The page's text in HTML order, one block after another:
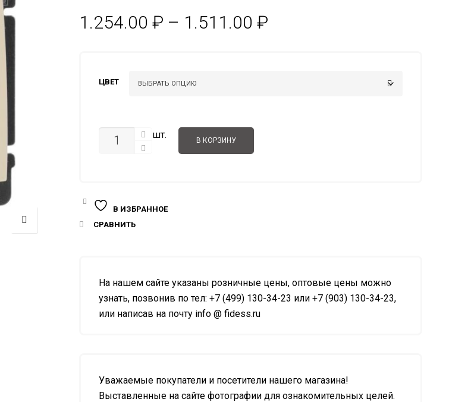
1.254.00 ₽ – 1.511.00 ₽
ЦВЕТ
КОЛИЧЕСТВО шт. В КОРЗИНУ
В ИЗБРАННОЕ
СРАВНИТЬ
На нашем сайте указаны розничные цены, оптовые цены можно
узнать, позвонив по тел: +7 (499) 130-34-23 или +7 (903) 130-34-23,
или написав на почту info @ fidess.ru
Уважаемые покупатели и посетители нашего магазина!
Выставленные на сайте фотографии для ознакомительных целей.